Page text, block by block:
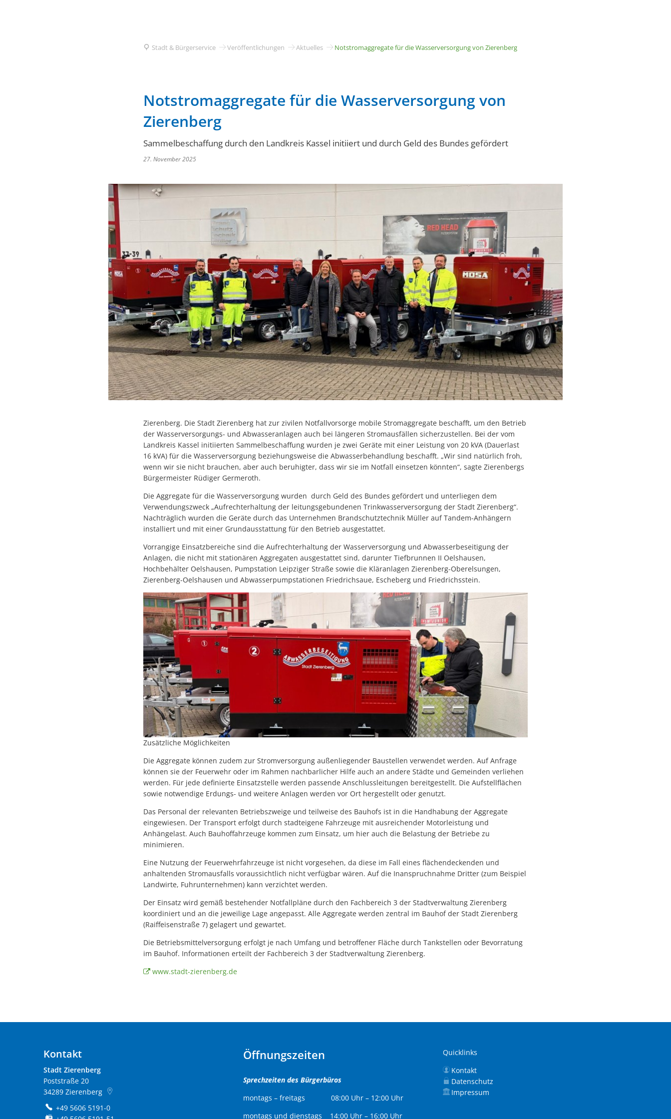
Stadt & Bürgerservice Veröffentlichungen Aktuelles Notstromaggregate für die Wasserversorgung von Zierenberg
Notstromaggregate für die Wasserversorgung von
Zierenberg
Sammelbeschaffung durch den Landkreis Kassel initiiert und durch Geld des Bundes gefördert
27. November 2025
Zierenberg. Die Stadt Zierenberg hat zur zivilen Notfallvorsorge mobile Stromaggregate beschafft, um den Betrieb
der Wasserversorgungs- und Abwasseranlagen auch bei längeren Stromausfällen sicherzustellen. Bei der vom
Landkreis Kassel initiierten Sammelbeschaffung wurden je zwei Geräte mit einer Leistung von 20 kVA (Dauerlast
16 kVA) für die Wasserversorgung beziehungsweise die Abwasserbehandlung beschafft. „Wir sind natürlich froh,
wenn wir sie nicht brauchen, aber auch beruhigter, dass wir sie im Notfall einsetzen könnten“, sagte Zierenbergs
Bürgermeister Rüdiger Germeroth.
Die Aggregate für die Wasserversorgung wurden durch Geld des Bundes gefördert und unterliegen dem
Verwendungszweck „Aufrechterhaltung der leitungsgebundenen Trinkwasserversorgung der Stadt Zierenberg“.
Nachträglich wurden die Geräte durch das Unternehmen Brandschutztechnik Müller auf Tandem-Anhängern
installiert und mit einer Grundausstattung für den Betrieb ausgestattet.
Vorrangige Einsatzbereiche sind die Aufrechterhaltung der Wasserversorgung und Abwasserbeseitigung der
Anlagen, die nicht mit stationären Aggregaten ausgestattet sind, darunter Tiefbrunnen II Oelshausen,
Hochbehälter Oelshausen, Pumpstation Leipziger Straße sowie die Kläranlagen Zierenberg-Oberelsungen,
Zierenberg-Oelshausen und Abwasserpumpstationen Friedrichsaue, Escheberg und Friedrichsstein.
Zusätzliche Möglichkeiten
Die Aggregate können zudem zur Stromversorgung außenliegender Baustellen verwendet werden. Auf Anfrage
können sie der Feuerwehr oder im Rahmen nachbarlicher Hilfe auch an andere Städte und Gemeinden verliehen
werden. Für jede definierte Einsatzstelle werden passende Anschlussleitungen bereitgestellt. Die Aufstellflächen
sowie notwendige Erdungs- und weitere Anlagen werden vor Ort hergestellt oder genutzt.
Das Personal der relevanten Betriebszweige und teilweise des Bauhofs ist in die Handhabung der Aggregate
eingewiesen. Der Transport erfolgt durch stadteigene Fahrzeuge mit ausreichender Motorleistung und
Anhängelast. Auch Bauhoffahrzeuge kommen zum Einsatz, um hier auch die Belastung der Betriebe zu
minimieren.
Eine Nutzung der Feuerwehrfahrzeuge ist nicht vorgesehen, da diese im Fall eines flächendeckenden und
anhaltenden Stromausfalls voraussichtlich nicht verfügbar wären. Auf die Inanspruchnahme Dritter (zum Beispiel
Landwirte, Fuhrunternehmen) kann verzichtet werden.
Der Einsatz wird gemäß bestehender Notfallpläne durch den Fachbereich 3 der Stadtverwaltung Zierenberg
koordiniert und an die jeweilige Lage angepasst. Alle Aggregate werden zentral im Bauhof der Stadt Zierenberg
(Raiffeisenstraße 7) gelagert und gewartet.
Die Betriebsmittelversorgung erfolgt je nach Umfang und betroffener Fläche durch Tankstellen oder Bevorratung
im Bauhof. Informationen erteilt der Fachbereich 3 der Stadtverwaltung Zierenberg.
www.stadt-zierenberg.de
Kontakt
Stadt Zierenberg
Poststraße 20
34289 Zierenberg
+49 5606 5191-0
Öffnungszeiten
Sprechzeiten des Bürgerbüros
montags – freitags 08:00 Uhr – 12:00 Uhr
montags und dienstags 14:00 Uhr – 16:00 Uhr
Quicklinks
Kontakt
Datenschutz
Impressum